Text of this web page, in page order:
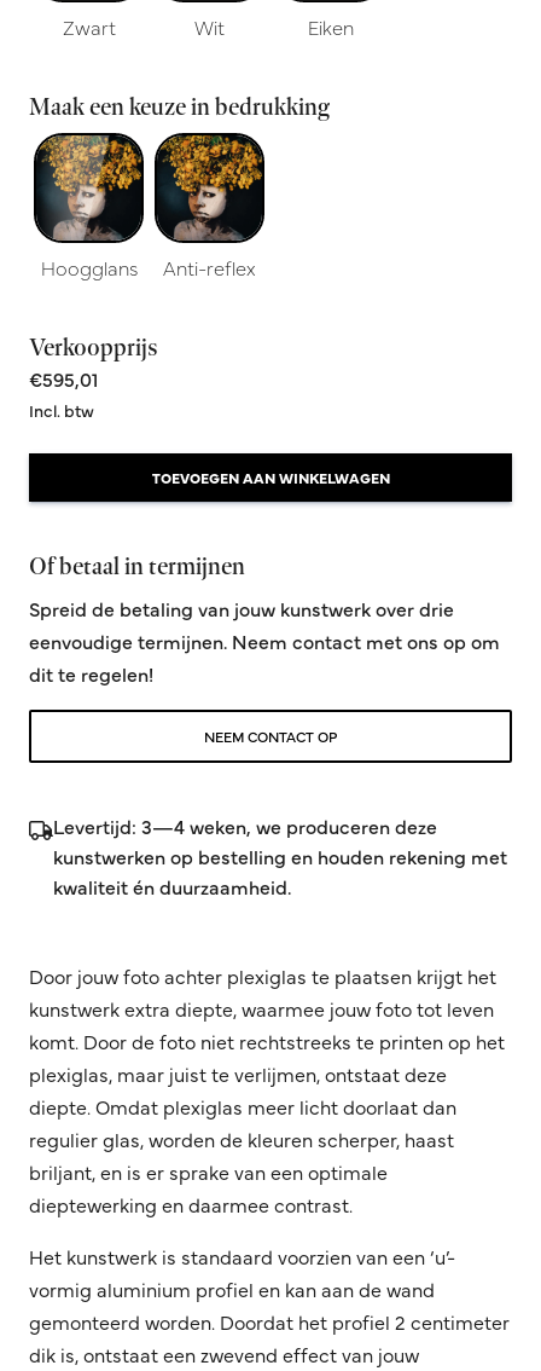
Zwart Wit Eiken
Maak een keuze in bedrukking
Hoogglans Anti-reflex
Verkoopprijs
€595,01
Incl. btw
TOEVOEGEN AAN WINKELWAGEN
Of betaal in termijnen
Spreid de betaling van jouw kunstwerk over drie
eenvoudige termijnen. Neem contact met ons op om
dit te regelen!
NEEM CONTACT OP
Levertijd: 3—4 weken, we produceren deze
kunstwerken op bestelling en houden rekening met
kwaliteit én duurzaamheid.
Door jouw foto achter plexiglas te plaatsen krijgt het
kunstwerk extra diepte, waarmee jouw foto tot leven
komt. Door de foto niet rechtstreeks te printen op het
plexiglas, maar juist te verlijmen, ontstaat deze
diepte. Omdat plexiglas meer licht doorlaat dan
regulier glas, worden de kleuren scherper, haast
briljant, en is er sprake van een optimale
dieptewerking en daarmee contrast.
Het kunstwerk is standaard voorzien van een ‘u’-
vormig aluminium profiel en kan aan de wand
gemonteerd worden. Doordat het profiel 2 centimeter
dik is, ontstaat een zwevend effect van jouw